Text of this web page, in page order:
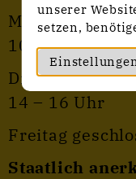
unserer
setzen,
Einstellungen
Montag bis
10 - 12 Uhr
Dienstag,
14 – 16 Uhr
Freitag
Staatlich